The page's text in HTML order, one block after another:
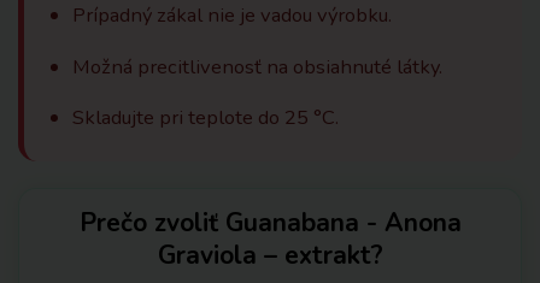
Prípadný zákal nie je vadou výrobku.
Možná precitlivenosť na obsiahnuté látky.
Skladujte pri teplote do 25 °C.
Prečo zvoliť Guanabana - Anona
Graviola – extrakt?